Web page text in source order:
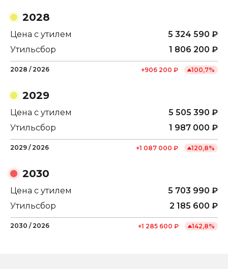
2028
Цена с утилем 5 324 590 ₽
Утильсбор
1 806 200 ₽
2028 / 2026 +906 200 ₽ 100,7%
2029
Цена с утилем 5 505 390 ₽
Утильсбор
1 987 000 ₽
2029 / 2026 +1 087 000 ₽ 120,8%
2030
Цена с утилем 5 703 990 ₽
Утильсбор
2 185 600 ₽
2030 / 2026 +1 285 600 ₽ 142,8%